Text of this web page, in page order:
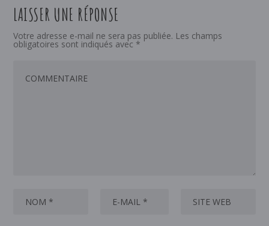
LAISSER UNE RÉPONSE
Votre adresse e-mail ne sera pas publiée. Les champs
obligatoires sont indiqués avec *